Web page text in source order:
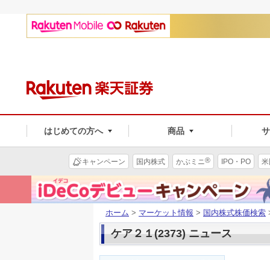
はじめての方へ 商品
キャンペーン 国内株式 かぶミニ® IPO・PO
ホーム > マーケット情報 > 国内株式株価検索
ケア２１(2373) ニュース